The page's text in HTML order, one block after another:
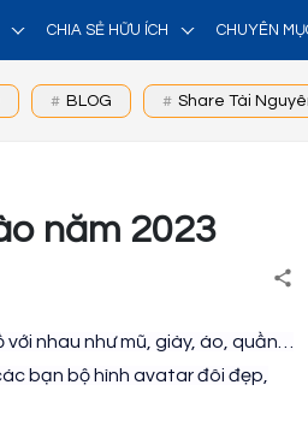
CHIA SẺ HỮU ÍCH CHUYÊN
BLOG Share Tài
năm 2023
nhau như mũ, giày, áo, quần…
bạn bộ hình avatar đôi đẹp,